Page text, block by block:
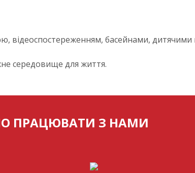
відеоспостереженням, басейнами,
середовище для життя.
ПРАЦЮВАТИ З НАМИ